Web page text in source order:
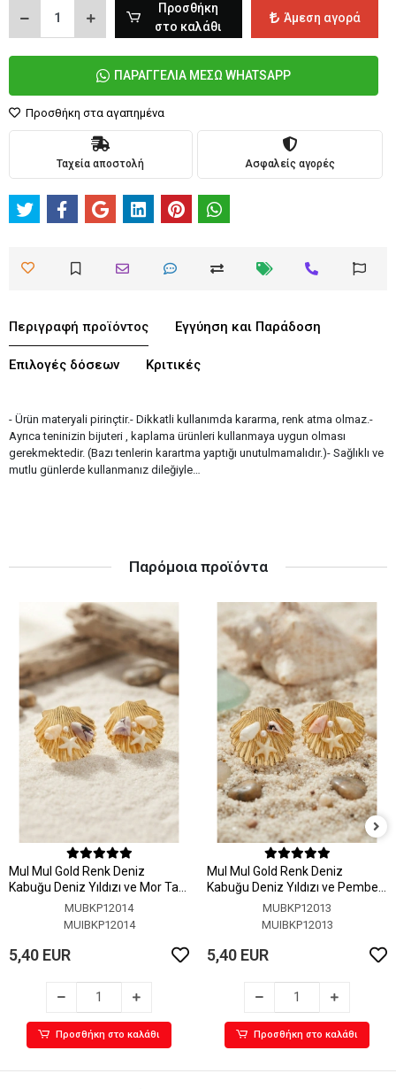
Προσθήκη
στο καλάθι
Άμεση αγορά
ΠΑΡΑΓΓΕΛΙΑ ΜΕΣΩ WHATSAPP
Προσθήκη στα αγαπημένα
Ταχεία αποστολή Ασφαλείς αγορές
Περιγραφή προϊόντος Εγγύηση και Παράδοση
Επιλογές δόσεων Κριτικές
- Ürün materyali pirinçtir.- Dikkatli kullanımda kararma, renk atma olmaz.-
Ayrıca teninizin bijuteri , kaplama ürünleri kullanmaya uygun olması
gerekmektedir. (Bazı tenlerin karartma yaptığı unutulmamalıdır.)- Sağlıklı ve
mutlu günlerde kullanmanız dileğiyle…
Παρόμοια προϊόντα
MuI MuI Gold Renk Deniz
Kabuğu Deniz Yıldızı ve Mor Taş
Detaylı KüpeMUBKP12014
MUIBKP12014
5,40 EUR
Προσθήκη στο καλάθι
MuI MuI Gold Renk Deniz
Kabuğu Deniz Yıldızı ve Pembe
Taş Detaylı Küpe
MUBKP12013
MUIBKP12013
5,40 EUR
Προσθήκη στο καλάθι